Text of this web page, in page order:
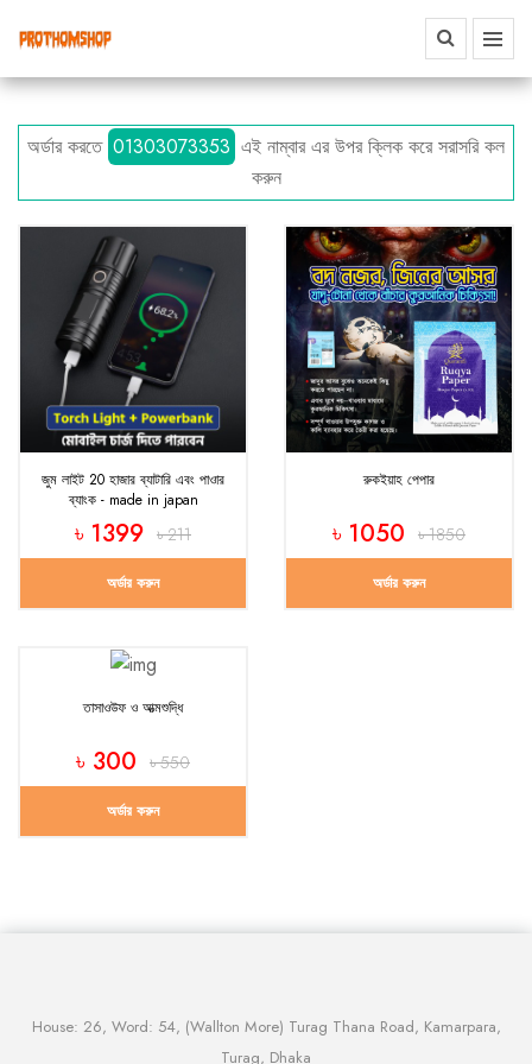
অর্ডার করতে 01303073353 এই নাম্বার এর উপর ক্লিক করে সরাসরি কল
করুন
জুম লাইট 20 হাজার ব্যাটারি এবং পাওার
ব্যাংক - made in japan
৳ 1399 ৳ 211
অর্ডার করুন
রুকইয়াহ পেপার
৳ 1050 ৳ 1850
অর্ডার করুন
তাসাওউফ ও আত্মশুদ্ধি
৳ 300 ৳ 550
অর্ডার করুন
House: 26, Word: 54, (Wallton More) Turag Thana Road, Kamarpara,
Turag, Dhaka